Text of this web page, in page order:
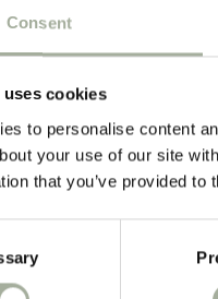
Consent
cookies
to personalise content
your use of our site
that you’ve provided
perfect inzetbaar zijn.
Verpakt in een handige,
Rijke
Bevat 40% zalm
Ondersteunt een